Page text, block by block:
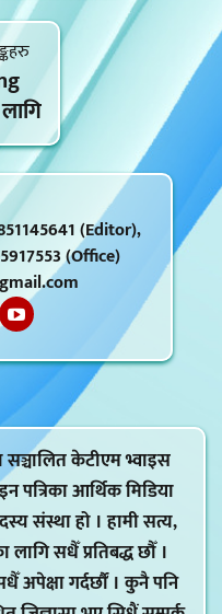
(Editor),
(Office)
सञ्चालित केटीएम भ्वाइस
पत्रिका आर्थिक मिडिया
संस्था हो । हामी सत्य,
लागि सधैँ प्रतिबद्ध छौँ ।
गर्दर्छौं । कुनै पनि